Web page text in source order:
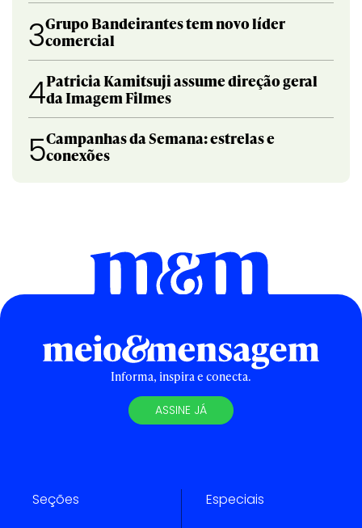
3Grupo Bandeirantes tem novo líder
comercial
4Patricia Kamitsuji assume direção geral
da Imagem Filmes
5Campanhas da Semana: estrelas e
conexões
Informa, inspira e conecta.
ASSINE JÁ
Seções Especiais